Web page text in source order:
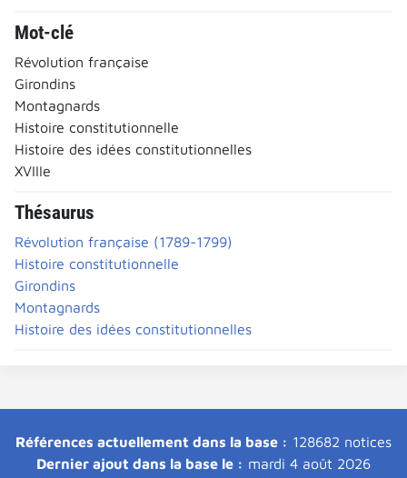
Mot-clé
Révolution française
Girondins
Montagnards
Histoire constitutionnelle
Histoire des idées constitutionnelles
XVIIIe
Thésaurus
Révolution française (1789-1799)
Histoire constitutionnelle
Girondins
Montagnards
Histoire des idées constitutionnelles
Références actuellement dans la base : 128682 notices
Dernier ajout dans la base le : mardi 4 août 2026